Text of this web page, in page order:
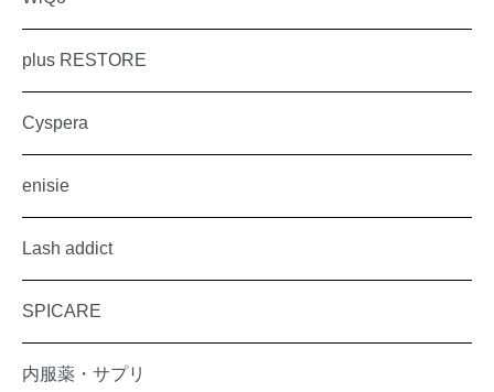
plus RESTORE
Cyspera
enisie
Lash addict
SPICARE
内服薬・サプリ